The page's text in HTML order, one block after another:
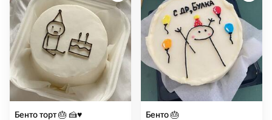
Бенто торт 🎂 🍰♥️ Бенто 🎂